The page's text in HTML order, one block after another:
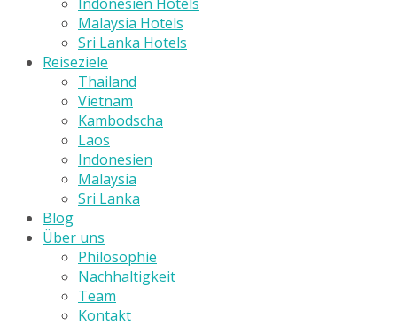
Malaysia Hotels
Sri Lanka Hotels
Reiseziele
Thailand
Vietnam
Kambodscha
Laos
Indonesien
Malaysia
Sri Lanka
Blog
Über uns
Philosophie
Nachhaltigkeit
Team
Kontakt